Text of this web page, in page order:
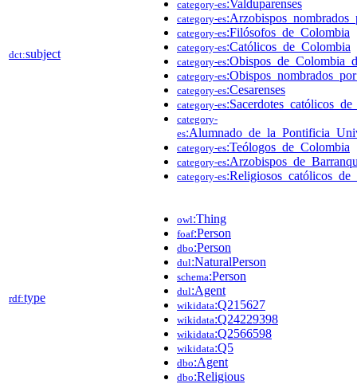
dct:subject
category-es:Valduparenses
category-es
category-es:Filósofos_de_Colombia
category-es:Católicos_de_Colombia
category-es
category-es
category-es:Cesarenses
category-es
category-
es
category-es:Teólogos_de_Colombia
category-es
category-es
rdf:type
owl:Thing
foaf:Person
dbo:Person
dul:NaturalPerson
schema:Person
dul:Agent
wikidata:Q215627
wikidata:Q24229398
wikidata:Q2566598
wikidata:Q5
dbo:Agent
dbo:Religious